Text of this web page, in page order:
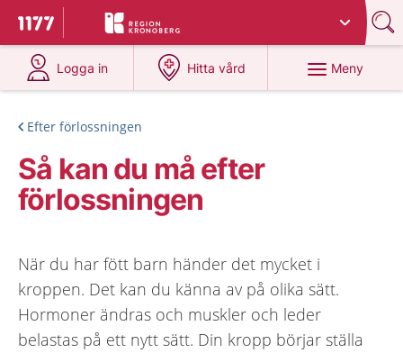
Till startsidan för 1177
Du har valt region
Logga in
på 1177.se
Hitta vård
på 1177.se
Meny
Efter förlossningen
Så kan du må efter
förlossningen
När du har fött barn händer det mycket i
kroppen. Det kan du känna av på olika sätt.
Hormoner ändras och muskler och leder
belastas på ett nytt sätt. Din kropp börjar ställa